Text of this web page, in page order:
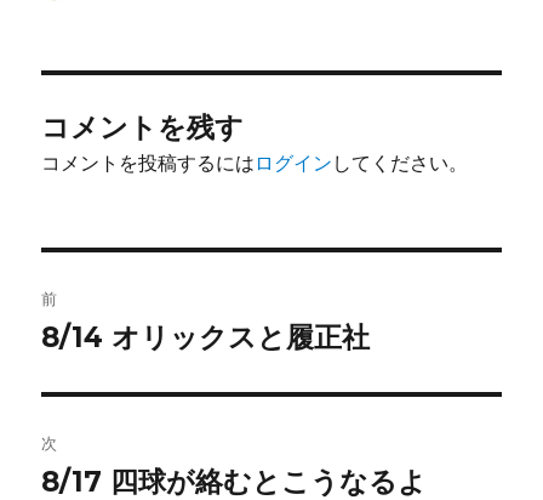
コメントを残す
コメントを投稿するには ログイン してください。
稿
ビ
ゲ
前
前
投
稿:
8/14 オリックスと履正社
次
次
8/17 四球が絡むとこうなるよ